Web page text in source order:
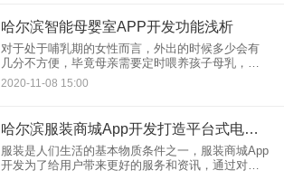
哈尔滨智能母婴室APP开发功能浅析
对于处于哺乳期的女性而言，外出的时候多少会有
几分不方便，毕竟母亲需要定时喂养孩子母乳，寻
找母婴室就成为了她们的日常所需，而智能母婴室
APP开发能够让用户在短时间内找到母婴室，从而
2020-11-08 15:00
哈尔滨服装商城App开发打造平台式电商服务
服装是人们生活的基本物质条件之一，服装商城App
开发为了给用户带来更好的服务和资讯，通过对平